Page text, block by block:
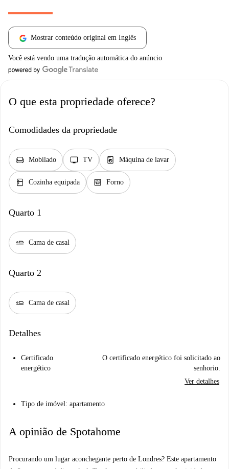
Mostrar conteúdo original em Inglês
Você está vendo uma tradução automática do anúncio
O que esta propriedade oferece?
Comodidades da propriedade
chair Mobilado tv TV local_laundry_service Máquina de lavar
kitchen Cozinha equipada oven_gen Forno
Quarto 1
airline_seat_flat Cama de casal
Quarto 2
airline_seat_flat Cama de casal
Detalhes
Certificado
energético
O certificado energético foi solicitado ao
senhorio.
Ver detalhes
Tipo de imóvel: apartamento
A opinião de Spotahome
Procurando um lugar aconchegante perto de Londres? Este apartamento